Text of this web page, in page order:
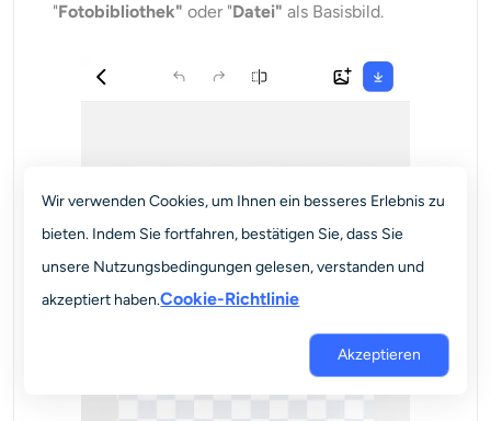
"Fotobibliothek" oder "Datei" als Basisbild.
Wir verwenden Cookies, um Ihnen ein besseres Erlebnis zu
bieten. Indem Sie fortfahren, bestätigen Sie, dass Sie
unsere Nutzungsbedingungen gelesen, verstanden und
akzeptiert haben.Cookie-Richtlinie
Akzeptieren